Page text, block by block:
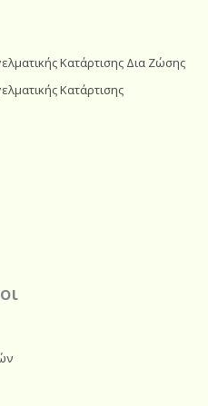
Κατάρτισης Δια Ζώσης
Κατάρτισης